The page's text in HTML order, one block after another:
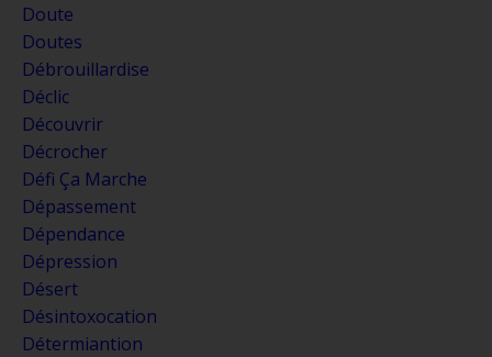
Doute
Doutes
Débrouillardise
Déclic
Découvrir
Décrocher
Défi Ça Marche
Dépassement
Dépendance
Dépression
Désert
Désintoxocation
Détermiantion